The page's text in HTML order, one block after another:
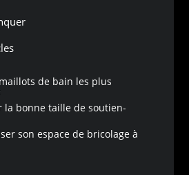
de bain les plus
la bonne taille de soutien-
son espace de bricolage à